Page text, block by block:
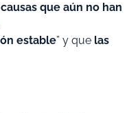
causas que aún no han
estable” y que las